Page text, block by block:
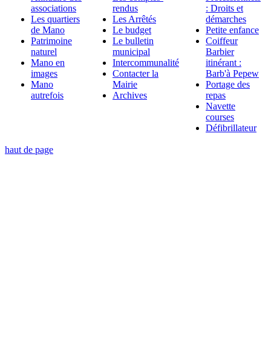
associations
Les quartiers
de Mano
Patrimoine
naturel
Mano en
images
Mano
autrefois
rendus
Les Arrêtés
Le budget
Le bulletin
municipal
Intercommunalité
Contacter la
Mairie
Archives
: Droits et
démarches
Petite enfance
Coiffeur
Barbier
itinérant :
Barb'à Pepew
Portage des
repas
Navette
courses
Défibrillateur
haut de page